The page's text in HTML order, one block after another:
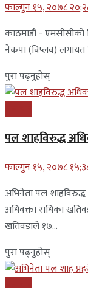
फाल्गुन १५, २०७८
काठमाडौं - एमसीसीको
नेकपा (विप्लव) लगायत
पुरा पढ्नुहोस्
पल शाहविरुद्ध
फाल्गुन १५, २०७८
अभिनेता पल शाहविरुद्ध
अधिवक्ता राधिका
खतिवडाले १७...
पुरा पढ्नुहोस्